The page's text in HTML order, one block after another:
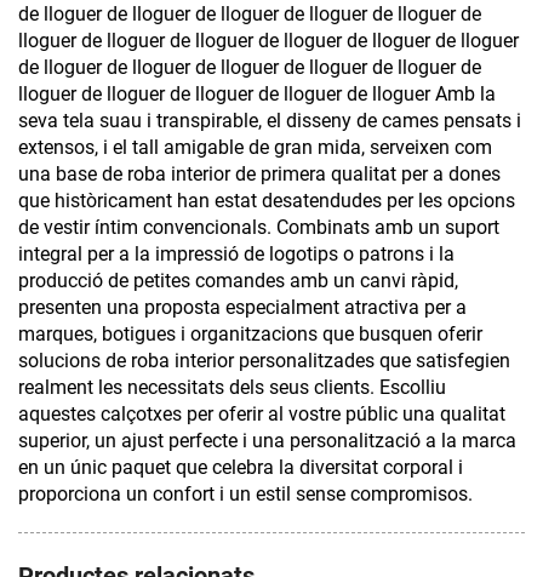
de lloguer de lloguer de lloguer de lloguer de lloguer de
lloguer de lloguer de lloguer de lloguer de lloguer de lloguer
de lloguer de lloguer de lloguer de lloguer de lloguer de
lloguer de lloguer de lloguer de lloguer de lloguer Amb la
seva tela suau i transpirable, el disseny de cames pensats i
extensos, i el tall amigable de gran mida, serveixen com
una base de roba interior de primera qualitat per a dones
que històricament han estat desatendudes per les opcions
de vestir íntim convencionals. Combinats amb un suport
integral per a la impressió de logotips o patrons i la
producció de petites comandes amb un canvi ràpid,
presenten una proposta especialment atractiva per a
marques, botigues i organitzacions que busquen oferir
solucions de roba interior personalitzades que satisfegien
realment les necessitats dels seus clients. Escolliu
aquestes calçotxes per oferir al vostre públic una qualitat
superior, un ajust perfecte i una personalització a la marca
en un únic paquet que celebra la diversitat corporal i
proporciona un confort i un estil sense compromisos.